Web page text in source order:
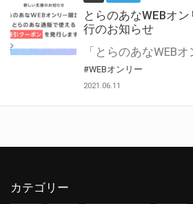
とらのあなWEBオ
行のお知らせ
#WEBオンリー
2021.06.11
カテゴリー